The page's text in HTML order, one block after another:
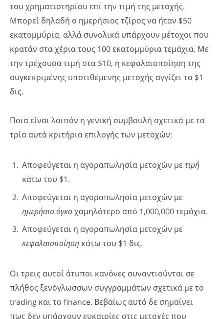
του χρηματιστηρίου επί την τιμή της μετοχής.
Μπορεί δηλαδή ο ημερήσιος τζίρος να ήταν $50
εκατομμύρια, αλλά συνολικά υπάρχουν μέτοχοι που
κρατάν στα χέρια τους 100 εκατομμύρια τεμάχια. Με
την τρέχουσα τιμή στα $10, η κεφαλαιοποίηση της
συγκεκριμένης υποτιθέμενης μετοχής αγγίζει το $1
δις.
Ποια είναι λοιπόν η γενική συμβουλή σχετικά με τα
τρία αυτά κριτήρια επιλογής των μετοχών;
Αποφεύγεται η αγοραπωλησία μετοχών με τιμή
κάτω του $1.
Αποφεύγεται η αγοραπωλησία μετοχών με
ημερήσιο όγκοχαμηλότερο από 1,000,000 τεμάχια.
Αποφεύγεται η αγοραπωλησία μετοχών με
κεφαλαιοποίηση κάτω του $1 δις.
Οι τρεις αυτοί άτυποι κανόνες συναντιούνται σε
πλήθος ξενόγλωσσων συγγραμμάτων σχετικά με το
trading και το finance. Βεβαίως αυτό δε σημαίνει
πως δεν υπάρχουν ευκαιρίες στις μετοχές που